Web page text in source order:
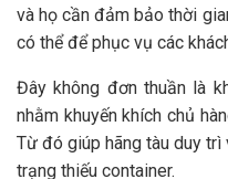
và họ cần đảm bảo thời
có thể để phục vụ các
Đây không đơn thuần là
nhằm khuyến khích chủ
Từ đó giúp hãng tàu duy
trạng thiếu container.